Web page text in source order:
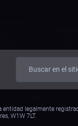
legalmente
W1W 7LT.